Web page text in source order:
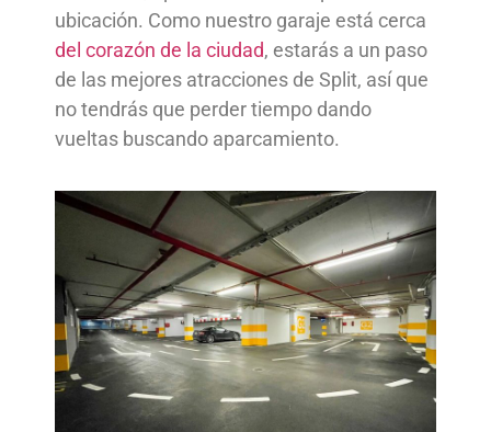
ubicación. Como nuestro garaje está cerca
del corazón de la ciudad, estarás a un paso
de las mejores atracciones de Split, así que
no tendrás que perder tiempo dando
vueltas buscando aparcamiento.